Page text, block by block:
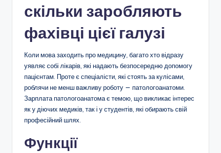
скільки заробляють
фахівці цієї галузі
Коли мова заходить про медицину, багато хто відразу
уявляє собі лікарів, які надають безпосередню допомогу
пацієнтам. Проте є спеціалісти, які стоять за кулісами,
роблячи не менш важливу роботу — патологоанатоми.
Зарплата патологоанатома є темою, що викликає інтерес
як у діючих медиків, так і у студентів, які обирають свій
професійний шлях.
Функції